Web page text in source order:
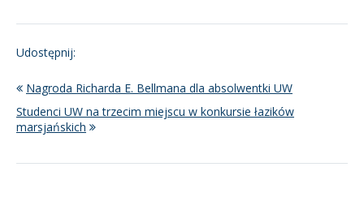
Udostępnij:
Nagroda Richarda E. Bellmana dla absolwentki UW
Studenci UW na trzecim miejscu w konkursie łazików
marsjańskich